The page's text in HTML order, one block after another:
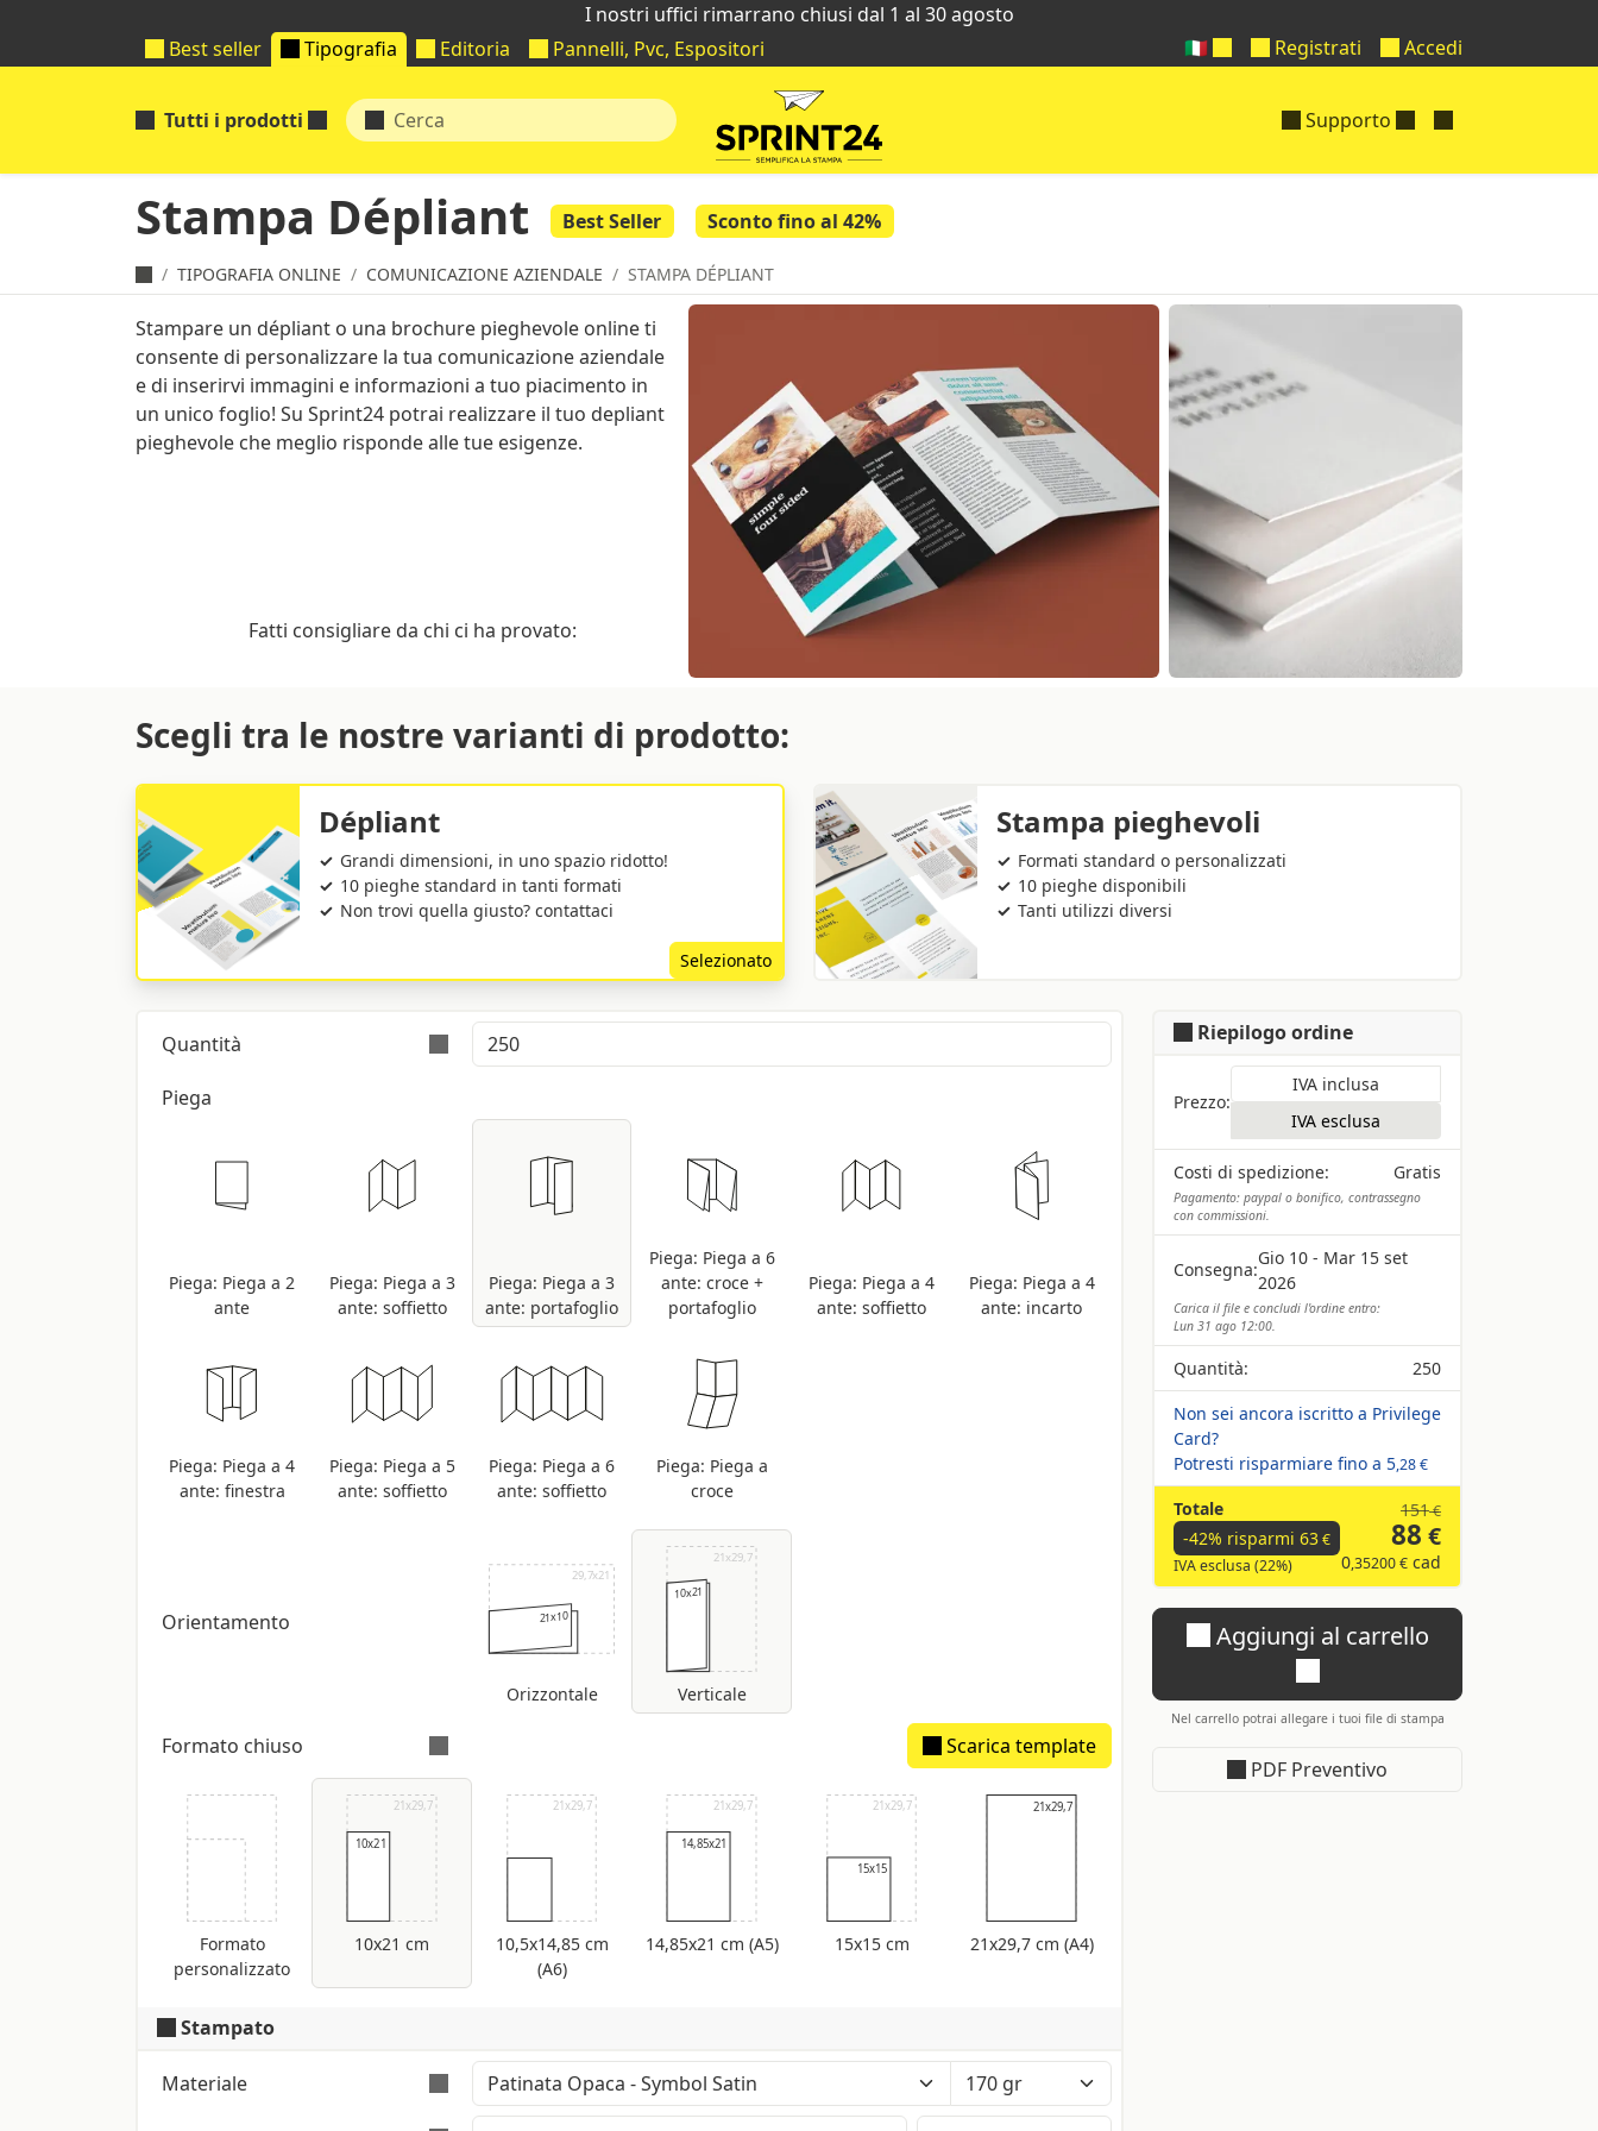
I nostri uffici rimarrano chiusi dal 1 al 30 agosto
Best seller
Tipografia Editoria Pannelli, Pvc, Espositori Registrati Accedi
🇮🇹
Tutti i prodotti Supporto
Stampa Dépliant Best Seller Sconto fino al 42%
TIPOGRAFIA ONLINE COMUNICAZIONE AZIENDALE STAMPA DÉPLIANT
Stampare un dépliant o una brochure pieghevole online ti
consente di personalizzare la tua comunicazione aziendale
e di inserirvi immagini e informazioni a tuo piacimento in
un unico foglio! Su Sprint24 potrai realizzare il tuo depliant
pieghevole che meglio risponde alle tue esigenze.
Fatti consigliare da chi ci ha provato:
Scegli tra le nostre varianti di prodotto:
Dépliant
Grandi dimensioni, in uno spazio ridotto!
10 pieghe standard in tanti formati
Non trovi quella giusto? contattaci
Selezionato
Stampa pieghevoli
Formati standard o personalizzati
10 pieghe disponibili
Tanti utilizzi diversi
Quantità
Piega
Piega: Piega a 2
ante
Piega: Piega a 3
ante: soffietto
Piega: Piega a 3
ante: portafoglio
Piega: Piega a 6
ante: croce +
portafoglio
Piega: Piega a 4
ante: soffietto
Piega: Piega a 4
ante: incarto
Piega: Piega a 4
ante: finestra
Piega: Piega a 5
ante: soffietto
Piega: Piega a 6
ante: soffietto
Piega: Piega a
croce
Orientamento
29,7x21
21x10
Orizzontale
21x29,7
10x21
Verticale
Formato chiuso Scarica template
Dorsetto stimato: 459 um
Formato
personalizzato
21x29,7
10x21
10x21 cm
21x29,7
10,5x14,85 cm
(A6)
21x29,7
14,85x21
14,85x21 cm (A5)
21x29,7
15x15
15x15 cm
21x29,7
21x29,7
21x29,7 cm (A4)
Stampato
Materiale
Riepilogo ordine
Prezzo:
IVA inclusa
IVA esclusa
Costi di spedizione: Gratis
Pagamento: paypal o bonifico, contrassegno
con commissioni.
Consegna:
Gio 10 - Mar 15 set
2026
Carica il file e concludi l'ordine entro:
Lun 31 ago 12:00.
Quantità:
250
Non sei ancora iscritto a Privilege
Card?
Potresti risparmiare fino a 5,28 €
Totale
-42% risparmi 63€
IVA esclusa (22%)
151€
88 €
0,35200 € cad
Aggiungi al carrello
Nel carrello potrai allegare i tuoi file di stampa
PDF Preventivo